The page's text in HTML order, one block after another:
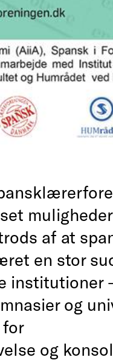
af at
en stor
institutioner
og
og